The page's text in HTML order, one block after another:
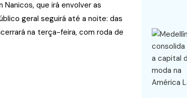
que irá envolver as
geral seguirá até a noite: das
na terça-feira, com roda de